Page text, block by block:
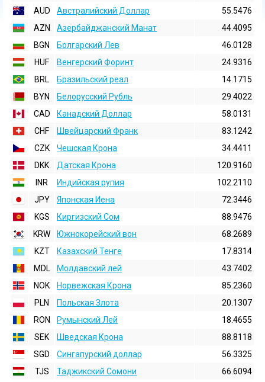
AUD
Австралийский Доллар
55.5476
AZN
Азербайджанский Манат
44.4095
BGN
Болгарский Лев
46.0128
HUF
Венгерский Форинт
24.9316
BRL
Бразильский реал
14.1715
BYN
Белорусский Рубль
29.4022
CAD
Канадский Доллар
58.0131
CHF
Швейцарский Франк
83.1242
CZK
Чешская Крона
34.4411
DKK
Датская Крона
120.9160
INR
Индийская pупия
102.2110
JPY
Японская Иена
72.3446
KGS
Киргизский Сом
88.9476
KRW
Южнокорейский вон
68.2689
KZT
Казахский Тенге
17.8314
MDL
Молдавский лей
43.7402
NOK
Норвежская Крона
85.2360
PLN
Польская Злота
20.1307
RON
Румынский Лей
18.4655
SEK
Шведская Крона
88.8118
SGD
Сингапурский доллар
56.3325
TJS
Таджикский Сомони
66.6094